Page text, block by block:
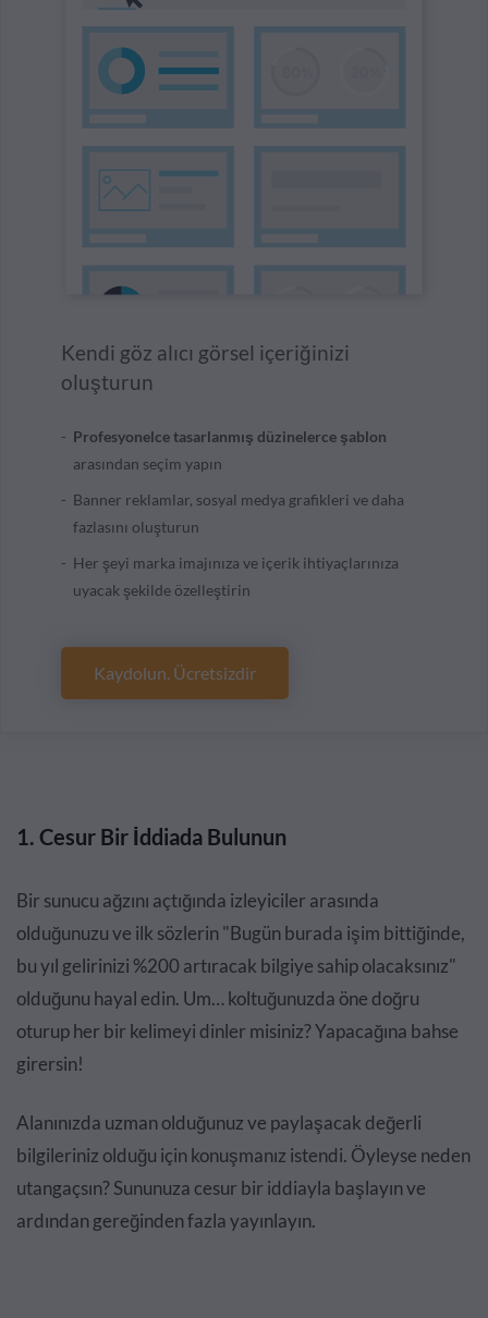
Kendi göz alıcı görsel içeriğinizi
oluşturun
Profesyonelce tasarlanmış düzinelerce şablon
arasından seçim yapın
Banner reklamlar, sosyal medya grafikleri ve daha
fazlasını oluşturun
Her şeyi marka imajınıza ve içerik ihtiyaçlarınıza
uyacak şekilde özelleştirin
Kaydolun. Ücretsizdir
1. Cesur Bir İddiada Bulunun
Bir sunucu ağzını açtığında izleyiciler arasında
olduğunuzu ve ilk sözlerin "Bugün burada işim bittiğinde,
bu yıl gelirinizi %200 artıracak bilgiye sahip olacaksınız"
olduğunu hayal edin. Um… koltuğunuzda öne doğru
oturup her bir kelimeyi dinler misiniz? Yapacağına bahse
girersin!
Alanınızda uzman olduğunuz ve paylaşacak değerli
bilgileriniz olduğu için konuşmanız istendi. Öyleyse neden
utangaçsın? Sununuza cesur bir iddiayla başlayın ve
ardından gereğinden fazla yayınlayın.